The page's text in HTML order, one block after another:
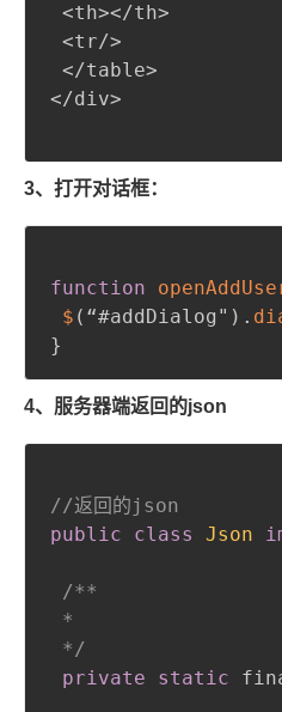
<th></th>
<tr/>
</table>
</div>
3、打开对话框：
function
$ ( “#addDialog" ) .
}
4、服务器端返回的json
//返回的json
public
class Json
/**
*
*/
private
static